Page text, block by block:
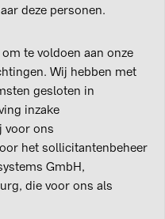
deze personen.
te voldoen aan onze
Wij hebben met
gesloten in
inzake
voor ons
het sollicitantenbeheer
GmbH,
die voor ons als